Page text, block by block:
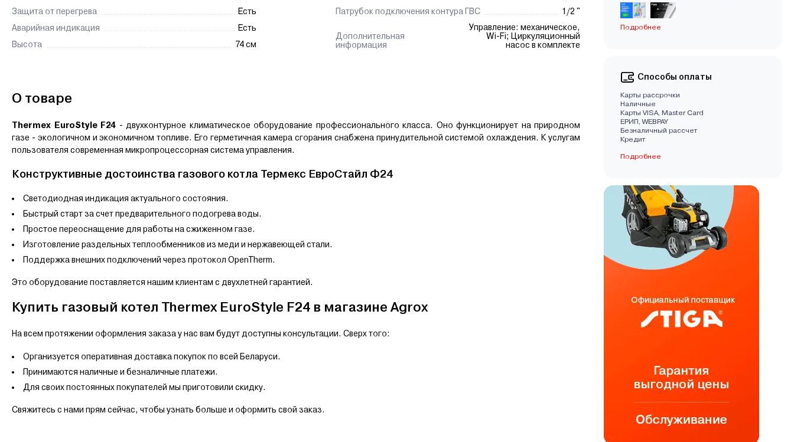
Защита от перегрева
Есть
Аварийная индикация
Есть
Высота
74 см
Патрубок подключения контура ГВС
1/2 "
Дополнительная
информация
Управление: механическое,
Wi-Fi; Циркуляционный
насос в комплекте
О товаре
Thermex EuroStyle F24 - двухконтурное климатическое оборудование профессионального класса. Оно функционирует на природном
газе - экологичном и экономичном топливе. Его герметичная камера сгорания снабжена принудительной системой охлаждения. К услугам
пользователя современная микропроцессорная система управления.
Конструктивные достоинства газового котла Термекс ЕвроСтайл Ф24
Светодиодная индикация актуального состояния.
Быстрый старт за счет предварительного подогрева воды.
Простое переоснащение для работы на сжиженном газе.
Изготовление раздельных теплообменников из меди и нержавеющей стали.
Поддержка внешних подключений через протокол OpenTherm.
Это оборудование поставляется нашим клиентам с двухлетней гарантией.
Купить газовый котел Thermex EuroStyle F24 в магазине Agrox
На всем протяжении оформления заказа у нас вам будут доступны консультации. Сверх того:
Организуется оперативная доставка покупок по всей Беларуси.
Принимаются наличные и безналичные платежи.
Для своих постоянных покупателей мы приготовили скидку.
Свяжитесь с нами прям сейчас, чтобы узнать больше и оформить свой заказ.
Подробнее
Способы оплаты
Карты рассрочки
Наличные
Карты VISA, Master Card
EРИП, WEBPAY
Безналичный рассчет
Кредит
Подробнее